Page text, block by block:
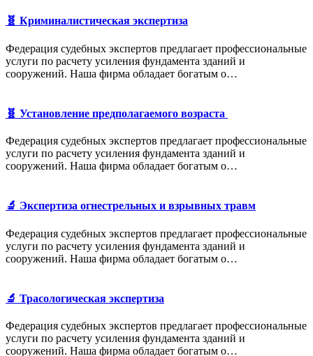
🧬 Криминалистическая экспертиза
Федерация судебных экспертов предлагает профессиональные
услуги по расчету усиления фундамента зданий и
сооружений. Наша фирма обладает богатым о…
🧬 Установление предполагаемого возраста
Федерация судебных экспертов предлагает профессиональные
услуги по расчету усиления фундамента зданий и
сооружений. Наша фирма обладает богатым о…
🔬 Экспертиза огнестрельных и взрывных травм
Федерация судебных экспертов предлагает профессиональные
услуги по расчету усиления фундамента зданий и
сооружений. Наша фирма обладает богатым о…
🔬 Трасологическая экспертиза
Федерация судебных экспертов предлагает профессиональные
услуги по расчету усиления фундамента зданий и
сооружений. Наша фирма обладает богатым о…